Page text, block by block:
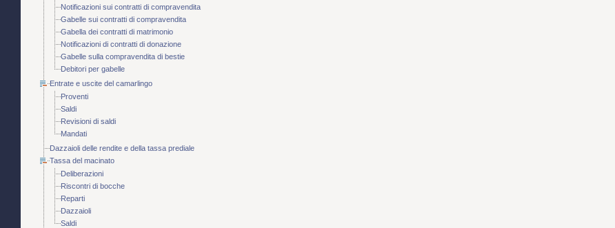
Notificazioni sui contratti di compravendita
Gabelle sui contratti di compravendita
Gabella dei contratti di matrimonio
Notificazioni di contratti di donazione
Gabelle sulla compravendita di bestie
Debitori per gabelle
Entrate e uscite del camarlingo
Proventi
Saldi
Revisioni di saldi
Mandati
Dazzaioli delle rendite e della tassa prediale
Tassa del macinato
Deliberazioni
Riscontri di bocche
Reparti
Dazzaioli
Saldi